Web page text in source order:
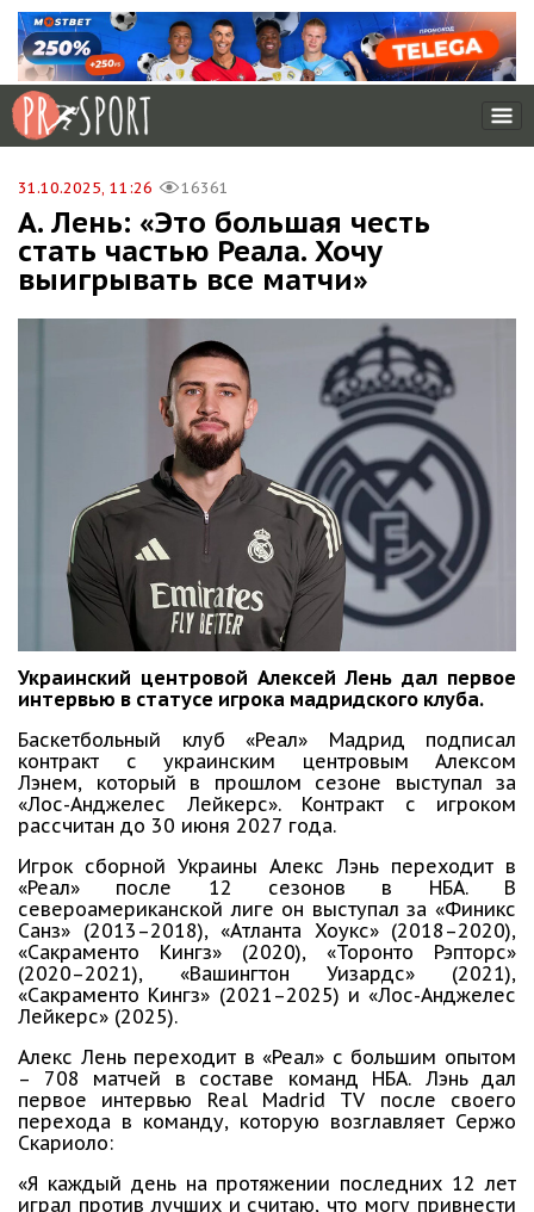
31.10.2025, 11:26 16361
А. Лень: «Это большая честь
стать частью Реала. Хочу
выигрывать все матчи»
Украинский центровой Алексей Лень дал первое
интервью в статусе игрока мадридского клуба.
Баскетбольный клуб «Реал» Мадрид подписал
контракт с украинским центровым Алексом
Лэнем, который в прошлом сезоне выступал за
«Лос-Анджелес Лейкерс». Контракт с игроком
рассчитан до 30 июня 2027 года.
Игрок сборной Украины Алекс Лэнь переходит в
«Реал» после 12 сезонов в НБА. В
североамериканской лиге он выступал за «Финикс
Санз» (2013–2018), «Атланта Хоукс» (2018–2020),
«Сакраменто Кингз» (2020), «Торонто Рэпторс»
(2020–2021), «Вашингтон Уизардс» (2021),
«Сакраменто Кингз» (2021–2025) и «Лос-Анджелес
Лейкерс» (2025).
Алекс Лень переходит в «Реал» с большим опытом
– 708 матчей в составе команд НБА. Лэнь дал
первое интервью Real Madrid TV после своего
перехода в команду, которую возглавляет Сержо
Скариоло:
«Я каждый день на протяжении последних 12 лет
играл против лучших и считаю, что могу привнести